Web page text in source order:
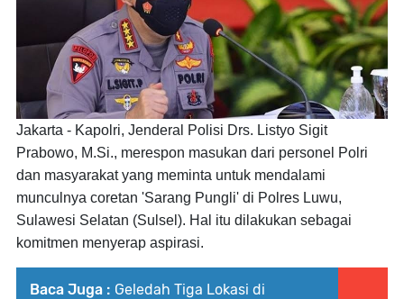
Jakarta - Kapolri, Jenderal Polisi Drs. Listyo Sigit
Prabowo, M.Si., merespon masukan dari personel Polri
dan masyarakat yang meminta untuk mendalami
munculnya coretan 'Sarang Pungli' di Polres Luwu,
Sulawesi Selatan (Sulsel). Hal itu dilakukan sebagai
komitmen menyerap aspirasi.
Baca Juga : Geledah Tiga Lokasi di